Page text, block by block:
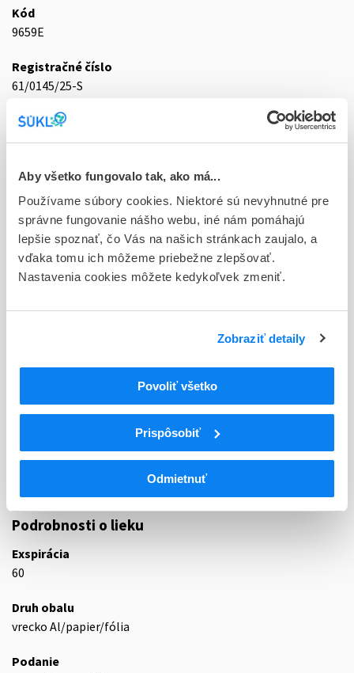
Aby všetko fungovalo tak, ako má...
Používame súbory cookies. Niektoré sú nevyhnutné pre
správne fungovanie nášho webu, iné nám pomáhajú
lepšie spoznať, čo Vás na našich stránkach zaujalo, a
vďaka tomu ich môžeme priebežne zlepšovať.
Nastavenia cookies môžete kedykoľvek zmeniť.
Zobraziť detaily
Povoliť všetko
Prispôsobiť
Odmietnuť
Kód
9659E
Registračné číslo
61/0145/25-S
Doplnok
plv sps 48x10 g (vre. Al/papier/fólia)
Stav
R - Aktuálna registrácia
Typ registračnej procedúry
Decentralizovaná
Držiteľ, krajina
TRÁVIACI TRAKT A METABOLIZMUS
LIEČIVÁ NA ZÁPCHU
LIEČIVÁ NA ZÁPCHU
A06AD
Osmoticky pôsobiace laxanciá
Podrobnosti o lieku
Exspirácia
60
Druh obalu
vrecko Al/papier/fólia
Podanie